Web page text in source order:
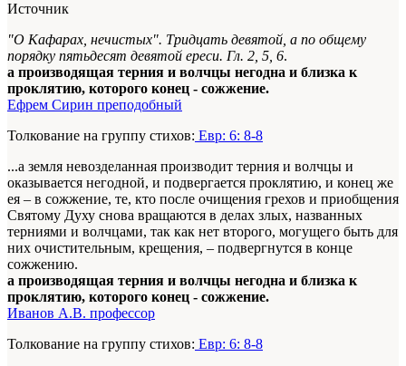
Источник
"О Кафарах, нечистых". Тридцать девятой, а по общему
порядку пятьдесят девятой ереси. Гл. 2, 5, 6.
а производящая терния и волчцы негодна и близка к
проклятию, которого конец - сожжение.
Ефрем Сирин преподобный
Толкование на группу стихов: Евр: 6: 8-8
...а земля невозделанная производит терния и волчцы и
оказывается негодной, и подвергается проклятию, и конец же
ея – в сожжение, те, кто после очищения грехов и приобщения
Святому Духу снова вращаются в делах злых, названных
терниями и волчцами, так как нет второго, могущего быть для
них очистительным, крещения, – подвергнутся в конце
сожжению.
а производящая терния и волчцы негодна и близка к
проклятию, которого конец - сожжение.
Иванов А.В. профессор
Толкование на группу стихов: Евр: 6: 8-8